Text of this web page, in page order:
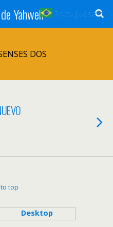
Yahweh
DOS
top
Desktop
Portuguese ▼